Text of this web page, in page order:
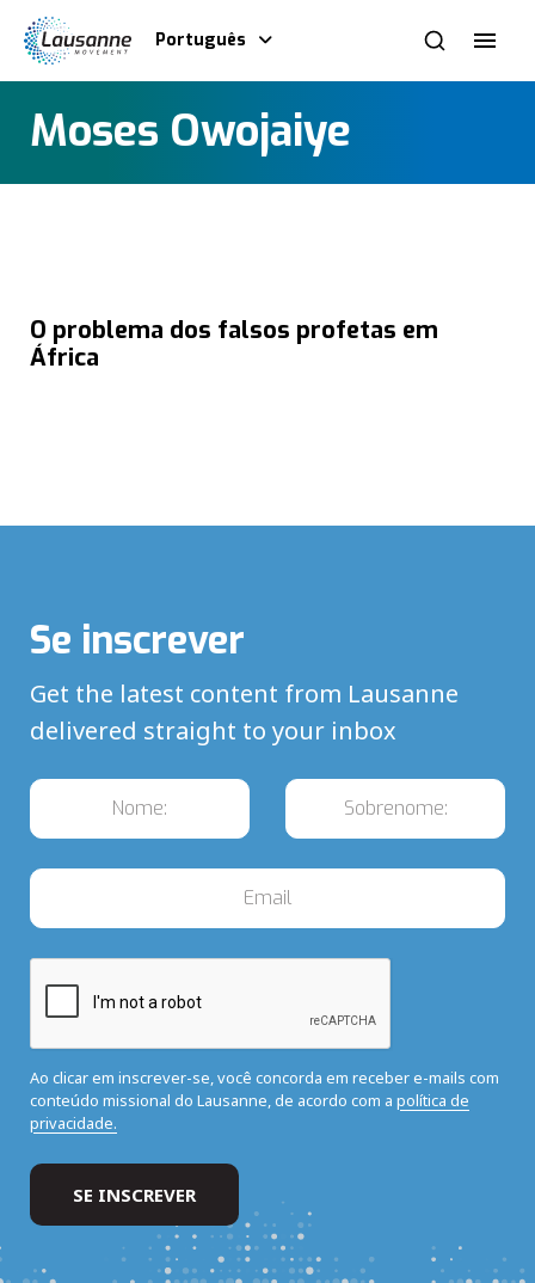
Português
Moses Owojaiye
O problema dos falsos profetas em
África
Se inscrever
Get the latest content from Lausanne
delivered straight to your inbox
Ao clicar em inscrever-se, você concorda em receber e-mails com
conteúdo missional do Lausanne, de acordo com a política de
privacidade.